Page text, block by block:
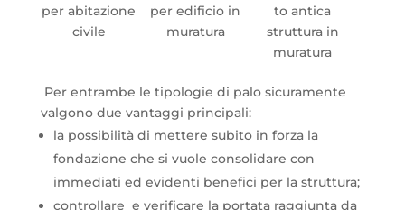
per abitazione
civile
per edificio in
muratura
to antica
struttura in
muratura
Per entrambe le tipologie di palo sicuramente
valgono due vantaggi principali:
la possibilità di mettere subito in forza la
fondazione che si vuole consolidare con
immediati ed evidenti benefici per la struttura;
controllare e verificare la portata raggiunta da